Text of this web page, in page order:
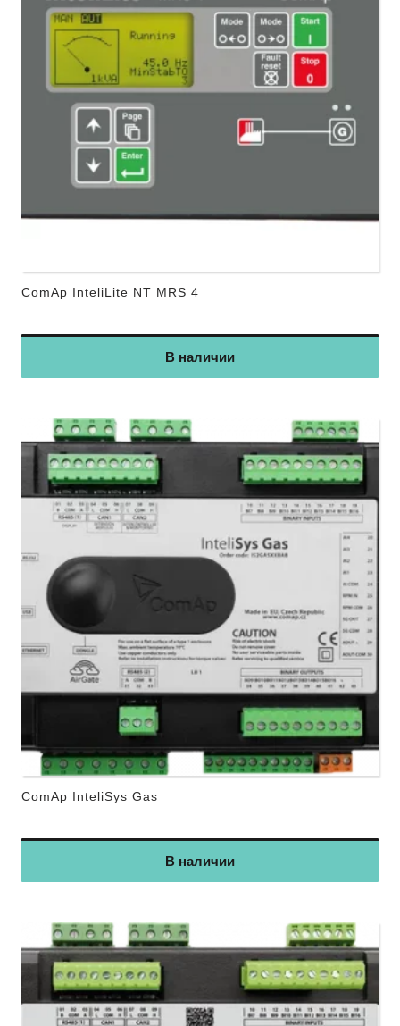
ComAp InteliLite NT MRS 4
В наличии
ComAp InteliSys Gas
В наличии